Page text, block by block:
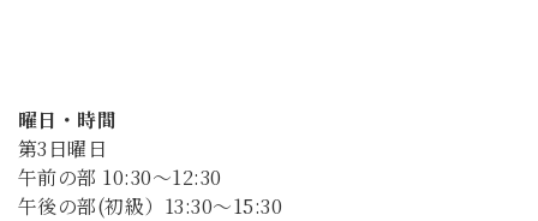
曜日・時間
第3日曜日
午前の部 10:30～12:30
午後の部(初級）13:30～15:30